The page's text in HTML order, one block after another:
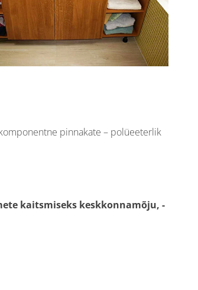
pinnakate – polüeeterlik
kaitsmiseks keskkonnamõju, -